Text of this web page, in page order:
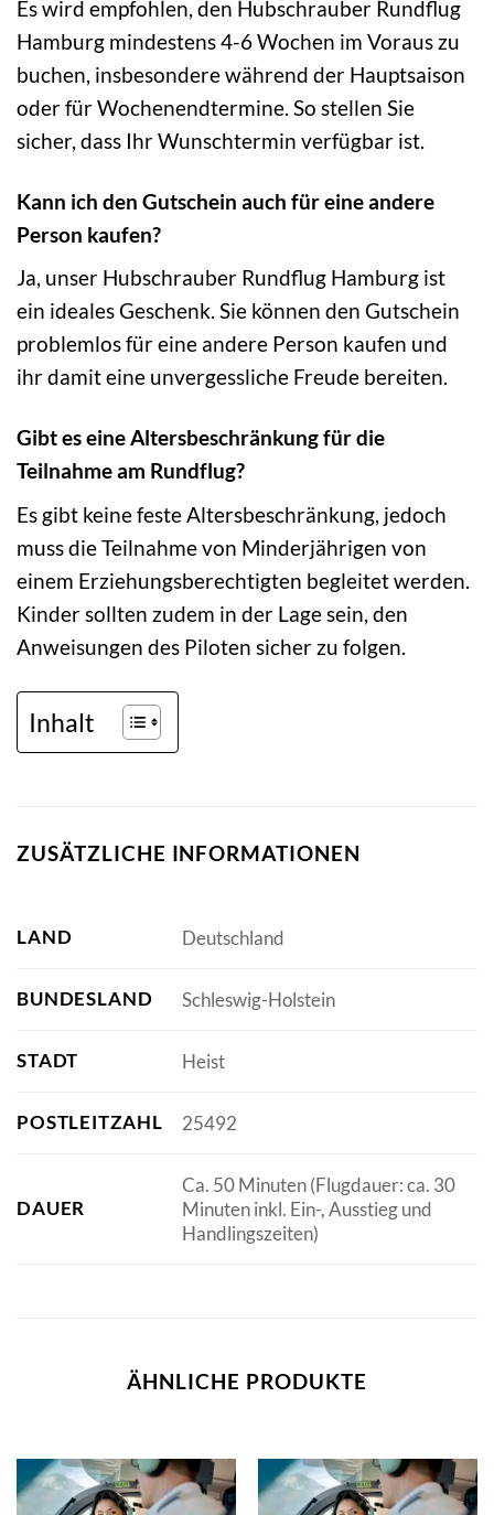
Es wird empfohlen, den Hubschrauber Rundflug
Hamburg mindestens 4-6 Wochen im Voraus zu
buchen, insbesondere während der Hauptsaison
oder für Wochenendtermine. So stellen Sie
sicher, dass Ihr Wunschtermin verfügbar ist.
Kann ich den Gutschein auch für eine andere
Person kaufen?
Ja, unser Hubschrauber Rundflug Hamburg ist
ein ideales Geschenk. Sie können den Gutschein
problemlos für eine andere Person kaufen und
ihr damit eine unvergessliche Freude bereiten.
Gibt es eine Altersbeschränkung für die
Teilnahme am Rundflug?
Es gibt keine feste Altersbeschränkung, jedoch
muss die Teilnahme von Minderjährigen von
einem Erziehungsberechtigten begleitet werden.
Kinder sollten zudem in der Lage sein, den
Anweisungen des Piloten sicher zu folgen.
Inhalt
ZUSÄTZLICHE INFORMATIONEN
LAND Deutschland
BUNDESLAND Schleswig-Holstein
STADT Heist
POSTLEITZAHL 25492
DAUER
Ca. 50 Minuten (Flugdauer: ca. 30
Minuten inkl. Ein-, Ausstieg und
Handlingszeiten)
ÄHNLICHE PRODUKTE